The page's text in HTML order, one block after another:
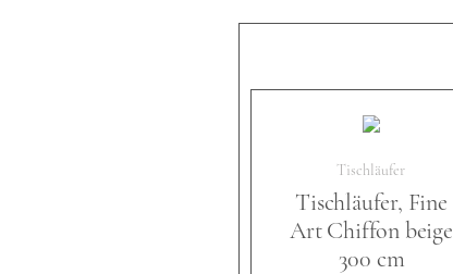
Tischläufer
Tischläufer, Fine
Art Chiffon beige
300 cm